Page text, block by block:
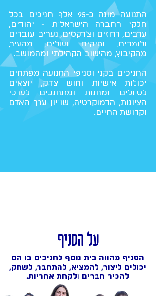
התנועה מונה כ-95 אלף חניכים בכל
חלקי החברה הישראלית - יהודים,
ערבים, דרוזים וצ'רקסים, נערים עובדים
ולומדים, ותיקים ועולים, מהעיר,
מהקיבוץ, מהישוב הקהילתי ומהמושב.
החניכים בקני וסניפי התנועה מפתחים
יכולות אישיות וחוש צדק, יוצאים
לטיולים ומחנות ומתחנכים לערכי
הציונות, הדמוקרטיה, שוויון ערך האדם
וקדושת החיים.
על הסניף
הסניף מהווה בית נוסף לחניכים בו הם
יכולים ליצור, להמציא, להתחבר, לשחק,
להכיר חברים ולקחת אחריות.